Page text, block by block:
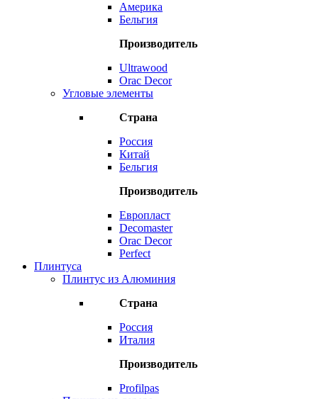
Америка
Бельгия
Производитель
Ultrawood
Orac Decor
Угловые элементы
Страна
Россия
Китай
Бельгия
Производитель
Европласт
Decomaster
Orac Decor
Perfect
Плинтуса
Плинтус из Алюминия
Страна
Россия
Италия
Производитель
Profilpas